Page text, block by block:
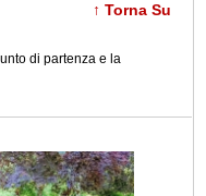
↑ Torna Su
di partenza e la